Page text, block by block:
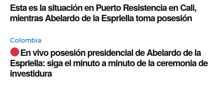
Esta es la situación en Puerto Resistencia en Cali,
mientras Abelardo de la Espriella toma posesión
Colombia
En vivo posesión presidencial de Abelardo de la
Espriella: siga el minuto a minuto de la ceremonia de
investidura